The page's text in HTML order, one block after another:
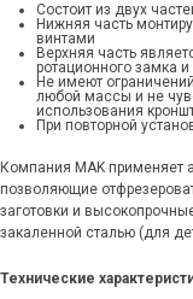
Состоит из двух
Нижняя часть
винтами
Верхняя часть
ротационного замка
Не имеют
любой массы и не
использования
При повторной
Компания MAK применяет
позволяющие
заготовки и
закаленной сталью (для
Технические